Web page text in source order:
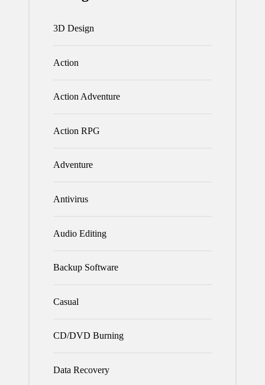
3D Design
Action
Action Adventure
Action RPG
Adventure
Antivirus
Audio Editing
Backup Software
Casual
CD/DVD Burning
Data Recovery